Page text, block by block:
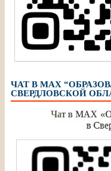
ЧАТ В МАХ
СВЕРДЛОВСКОЙ